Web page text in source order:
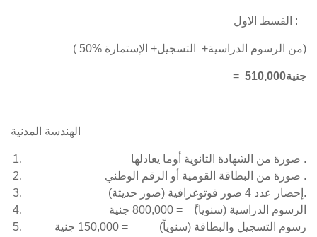
القسط الاول :
( 50% من الرسوم الدراسية+ التسجيل+ الإستمارة)
= 510,000جنية
الهندسة المدنية
صورة من الشهادة الثانوية أوما يعادلها .
صورة من البطاقة القومية أو الرقم الوطني .
إحضار عدد 4 صور فوتوغرافية (صور حديثة).
الرسوم الدراسية (سنويا)ً = 800,000 جنية
رسوم التسجيل والبطاقة (سنوياً) = 150,000 جنية